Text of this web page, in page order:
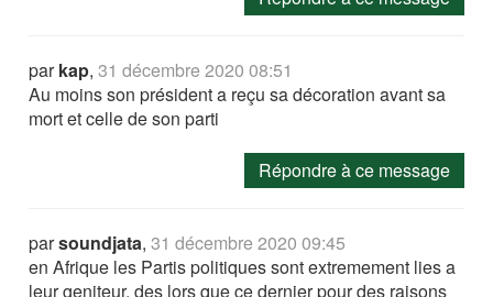
parkap,31 décembre 2020 08:51
Au moins son président a reçu sa décoration avant sa
mort et celle de son parti
Répondre à ce message
parsoundjata,31 décembre 2020 09:45
en Afrique les Partis politiques sont extremement lies a
leur geniteur. des lors que ce dernier pour des raisons